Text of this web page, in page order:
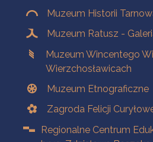
Muzeum Historii
Muzeum Ratusz -
Muzeum Wincentego
Wierzchosławicach
Muzeum Etnograficzne
Zagroda Felicji
Regionalne Centrum